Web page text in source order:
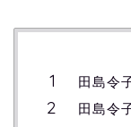
田島令
田島令